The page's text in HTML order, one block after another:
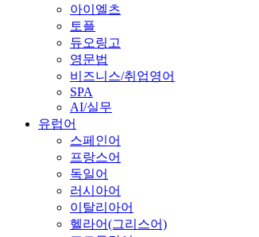
아이엘츠
토플
듀오링고
영문법
비즈니스/취업영어
SPA
AI/실무
유럽어
스페인어
프랑스어
독일어
러시아어
이탈리아어
헬라어(그리스어)